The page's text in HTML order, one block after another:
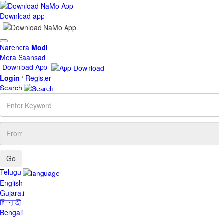
Download app
Toggle
navigation
Narendra Modi
Mera Saansad
Download App
Login / Register
Search
Enter
Keyword
From
Telugu
English
Gujarati
हिन्दी
Bengali